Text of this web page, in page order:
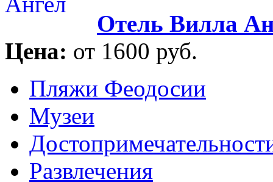
Отель Вилла
Цена: от 1600 руб.
Пляжи Феодосии
Музеи
Развлечения